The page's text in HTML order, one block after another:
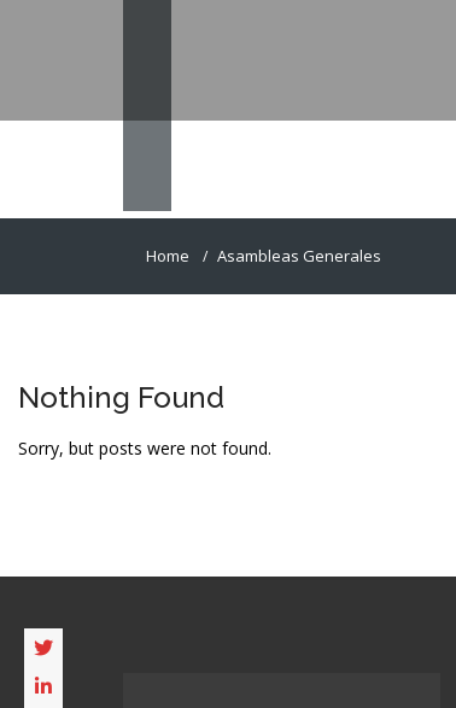
Home Asambleas Generales
Nothing Found
Sorry, but posts were not found.